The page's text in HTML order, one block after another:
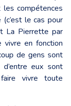
les compétences
le cas pour
La Pierrette par
vivre en fonction
de gens sont
eux sont
vivre toute